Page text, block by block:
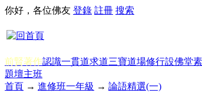
你好，各位佛友 登錄 註冊 搜索
前賢著作認識一貫道求道三寶道場修行設佛堂
題壇主班
首頁 → 進修班一年級 → 論語精選(一)